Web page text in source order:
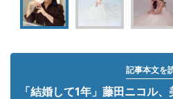
記事本文を
「結婚して1年」藤田ニコル